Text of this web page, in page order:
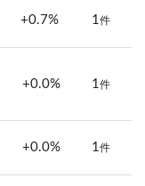
+0.7% 1件
+0.0% 1件
+0.0% 1件